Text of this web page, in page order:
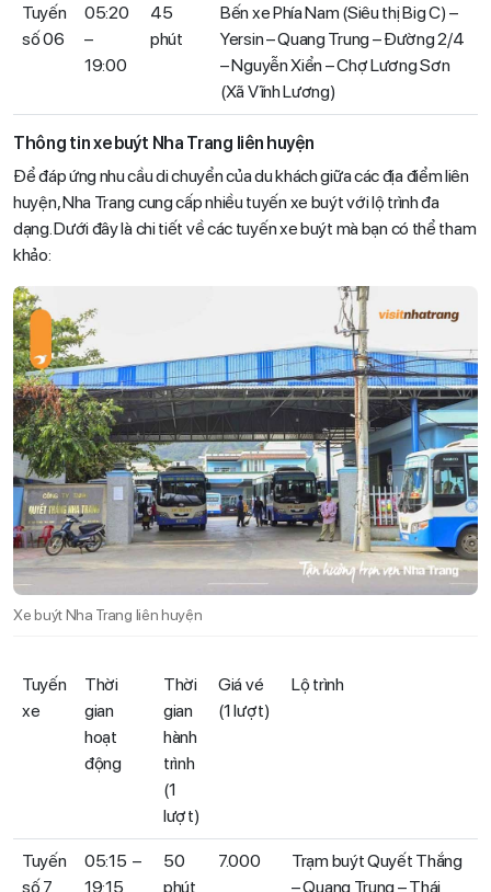
Tuyến
số 06
05:20
–
19:00
45
phút
Bến xe Phía Nam (Siêu thị Big C) –
Yersin – Quang Trung – Đường 2/4
– Nguyễn Xiển – Chợ Lương Sơn
(Xã Vĩnh Lương)
Thông tin xe buýt Nha Trang liên huyện
Để đáp ứng nhu cầu di chuyển của du khách giữa các địa điểm liên
huyện, Nha Trang cung cấp nhiều tuyến xe buýt với lộ trình đa
dạng. Dưới đây là chi tiết về các tuyến xe buýt mà bạn có thể tham
khảo:
Xe buýt Nha Trang liên huyện
Tuyến
xe
Thời
gian
hoạt
động
Thời
gian
hành
trình
(1
lượt)
Giá vé
(1 lượt)
Lộ trình
Tuyến
số 7
05:15 –
19:15
50
phút
7.000
Trạm buýt Quyết Thắng
– Quang Trung – Thái